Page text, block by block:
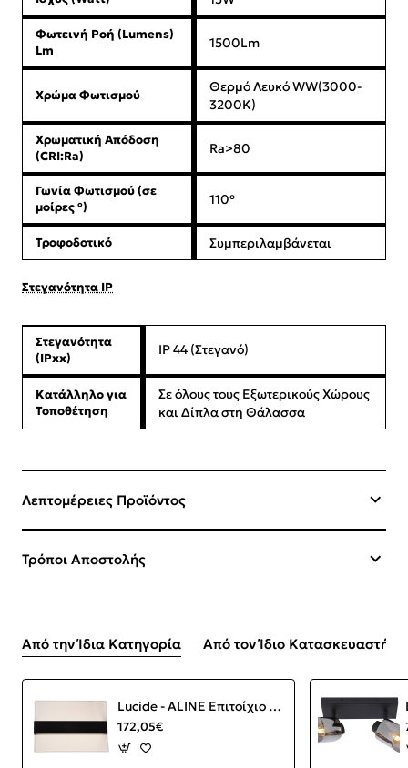
Φωτεινή Ροή (Lumens)
Lm
1500Lm
Χρώμα Φωτισμού
Θερμό Λευκό WW(3000-
3200K)
Χρωματική Απόδοση
(CRI:Ra)
Ra>80
Γωνία Φωτισμού (σε
μοίρες º)
110º
Τροφοδοτικό Συμπεριλαμβάνεται
Στεγανότητα IP
Στεγανότητα
(IPxx)
IP 44 (Στεγανό)
Κατάλληλο για
Τοποθέτηση
Σε όλους τους Εξωτερικούς Χώρους
και Δίπλα στη Θάλασσα
Λεπτομέρειες Προϊόντος
Τρόποι Αποστολής
Από την Ίδια Κατηγορία Από τον Ίδιο Κατασκευαστή
Lucide - ALINE Επιτοίχιο Φωτιστικό LED Διάφανο, Μαύρο Ματ 3000 K
172,05€